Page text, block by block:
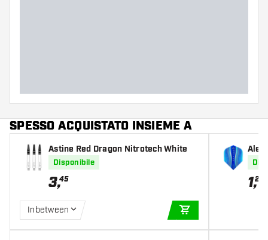
SPESSO ACQUISTATO INSIEME A
Astine Red Dragon Nitrotech White
Disponibile
3,45
Inbetween
O6
1,20